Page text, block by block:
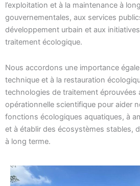
l’exploitation et à la maintenance à
gouvernementales, aux services
développement urbain et aux
traitement écologique.
Nous accordons une importance égale
technique et à la restauration
technologies de traitement éprouvées
opérationnelle scientifique pour aider
fonctions écologiques aquatiques, à
et à établir des écosystèmes stables,
à long terme.